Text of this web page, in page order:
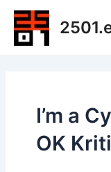
Zum
Inhalt
springen
I’m a
OK